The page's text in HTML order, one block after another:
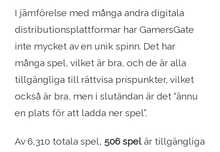
I jämförelse med många andra digitala
distributionsplattformar har GamersGate
inte mycket av en unik spinn. Det har
många spel, vilket är bra, och de är alla
tillgängliga till rättvisa prispunkter, vilket
också är bra, men i slutändan är det “ännu
en plats för att ladda ner spel”.
Av 6,310 totala spel, 506 spelär tillgängliga